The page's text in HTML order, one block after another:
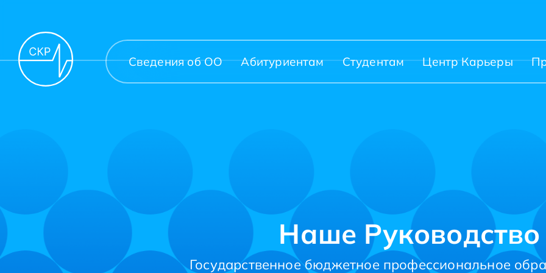
Сведения об ОО Абитуриентам Студентам Центр Карьеры
Наше Руководство
Государственное бюджетное профессиональное